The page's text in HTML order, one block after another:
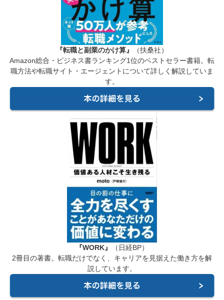
『転職と副業のかけ算』
（扶桑社）
Amazon総合・ビジネス書ランキング1位のベストセラー書籍。転
職方法や転職サイト・エージェントについて詳しく解説していま
す。
『WORK』
（日経BP）
2冊目の著書。転職だけでなく、キャリアを見据えた働き方を解
説しています。